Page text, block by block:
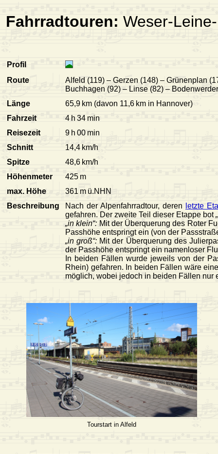
Fahrradtouren: Weser-
Profil
Route
Alfeld (119) – Gerzen (148) – Grünenplan
Buchhagen (92) – Linse (82) –
Länge
65,9 km (davon 11,6 km in Hannover)
Fahrzeit
4 h 34 min
Reisezeit
9 h 00 min
Schnitt
14,4 km/h
Spitze
48,6 km/h
Höhenmeter
425 m
max. Höhe
361 m ü.NHN
Beschreibung
Nach der Alpenfahrradtour, deren
letzte
gefahren. Der zweite Teil dieser Etappe bot
„in klein“: Mit der Überquerung des Roter
Passhöhe entspringt ein (von der
„in groß“: Mit der Überquerung des
der Passhöhe entspringt ein namenloser
In beiden Fällen wurde jeweils von der
Rhein) gefahren. In beiden Fällen wäre
möglich, wobei jedoch in beiden Fällen nur
Tourstart in Alfeld